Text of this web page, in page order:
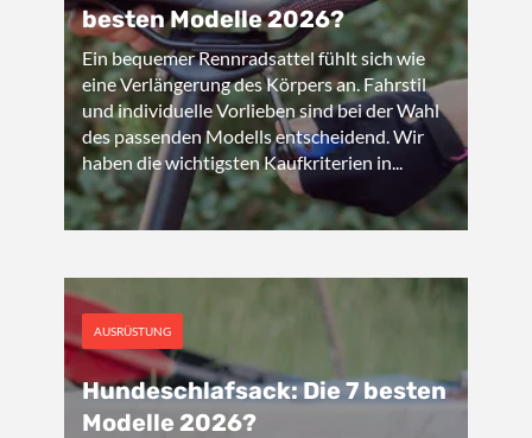
besten Modelle 2026?
Ein bequemer Rennradsattel fühlt sich wie
eine Verlängerung des Körpers an. Fahrstil
und individuelle Vorlieben sind bei der Wahl
des passenden Modells entscheidend. Wir
haben die wichtigsten Kaufkriterien in...
AUSRÜSTUNG
Hundeschlafsack: Die 7 besten
Modelle 2026?